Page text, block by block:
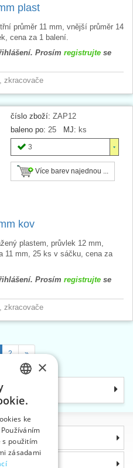
plast
průměr 11 mm, vnější průměr 14
cena za 1 balení.
Prosím registrujte se
zkracovače
číslo zboží: ZAP12
baleno po: 25 MJ: ks
3
Více barev najednou ...
kov
plastem, průvlek 12 mm,
11 mm, 25 ks v sáčku, cena za
Prosím registrujte se
zkracovače
2 »
ENGLISH
GERMAN
×
ke
s použitím
zásadami